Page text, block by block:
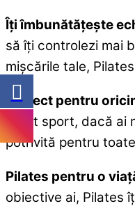
Îți îmbunătățește
să îți controlezi mai
mișcările tale,
Perfect pentru
făcut sport, dacă ai
potrivită pentru
Pilates pentru o
obiective ai, Pilates